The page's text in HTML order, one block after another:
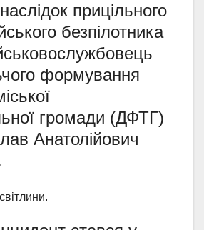
прицільного
безпілотника
формування
громади (ДФТГ)
Анатолійович